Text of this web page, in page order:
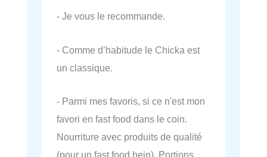
- Je vous le recommande.
- Comme d’habitude le Chicka est
un classique.
- Parmi mes favoris, si ce n'est mon
favori en fast food dans le coin.
Nourriture avec produits de qualité
(pour un fast food hein). Portions